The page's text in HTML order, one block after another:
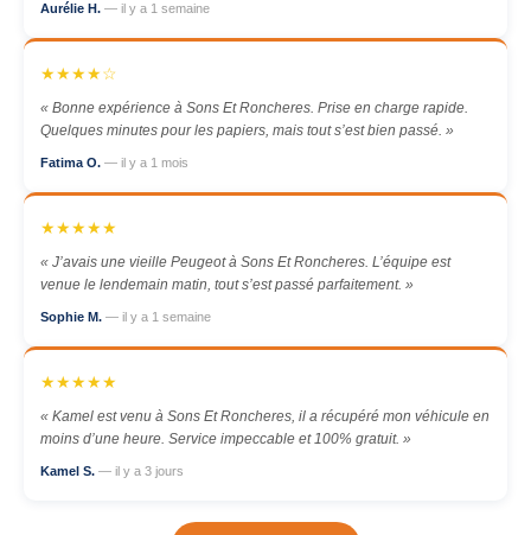
Aurélie H. — il y a 1 semaine
★★★★☆
« Bonne expérience à Sons Et Roncheres. Prise en charge rapide.
Quelques minutes pour les papiers, mais tout s’est bien passé. »
Fatima O. — il y a 1 mois
★★★★★
« J’avais une vieille Peugeot à Sons Et Roncheres. L’équipe est
venue le lendemain matin, tout s’est passé parfaitement. »
Sophie M. — il y a 1 semaine
★★★★★
« Kamel est venu à Sons Et Roncheres, il a récupéré mon véhicule en
moins d’une heure. Service impeccable et 100% gratuit. »
Kamel S. — il y a 3 jours